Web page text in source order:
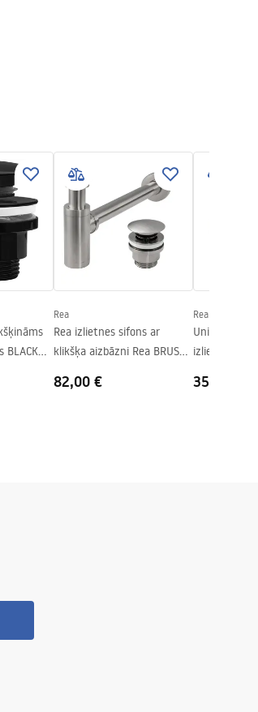
BLACK
Rea
Rea izlietnes sifons ar
klikšķa aizbāzni Rea BRUSH
82,00 €
Rea
Universāls
izlietnes
35,00 €